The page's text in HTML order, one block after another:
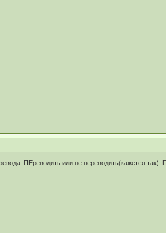
ПЕреводить или не переводить(кажется так).